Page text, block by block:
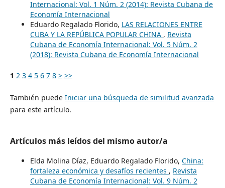
Internacional: Vol. 1 Núm. 2 (2014): Revista Cubana de
Economía Internacional
Eduardo Regalado Florido, LAS RELACIONES ENTRE
CUBA Y LA REPÚBLICA POPULAR CHINA , Revista
Cubana de Economía Internacional: Vol. 5 Núm. 2
(2018): Revista Cubana de Economía Internacional
1 2 3 4 5 6 7 8 > >>
También puede Iniciar una búsqueda de similitud avanzada
para este artículo.
Artículos más leídos del mismo autor/a
Elda Molina Díaz, Eduardo Regalado Florido, China:
fortaleza económica y desafíos recientes , Revista
Cubana de Economía Internacional: Vol. 9 Núm. 2